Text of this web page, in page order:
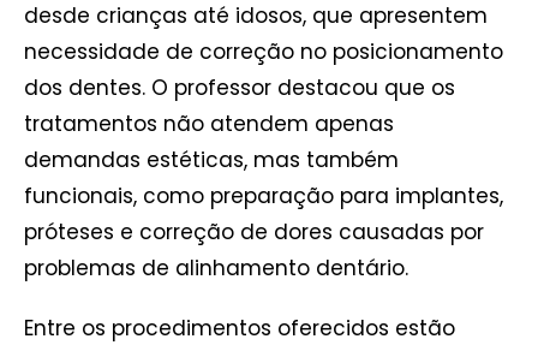
desde crianças até idosos, que apresentem
necessidade de correção no posicionamento
dos dentes. O professor destacou que os
tratamentos não atendem apenas
demandas estéticas, mas também
funcionais, como preparação para implantes,
próteses e correção de dores causadas por
problemas de alinhamento dentário.
Entre os procedimentos oferecidos estão